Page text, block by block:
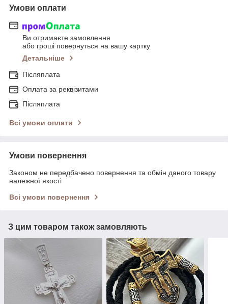
Умови оплати
Ви отримаєте замовлення
або гроші повернуться на вашу картку
Детальніше
Післяплата
Оплата за реквізитами
Післяплата
Всі умови оплати
Умови повернення
Законом не передбачено повернення та обмін даного товару
належної якості
Всі умови повернення
З цим товаром також замовляють